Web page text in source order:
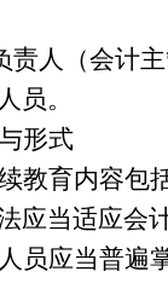
责人（会计
员。
形式
教育内容
应当适应会
员应当普遍